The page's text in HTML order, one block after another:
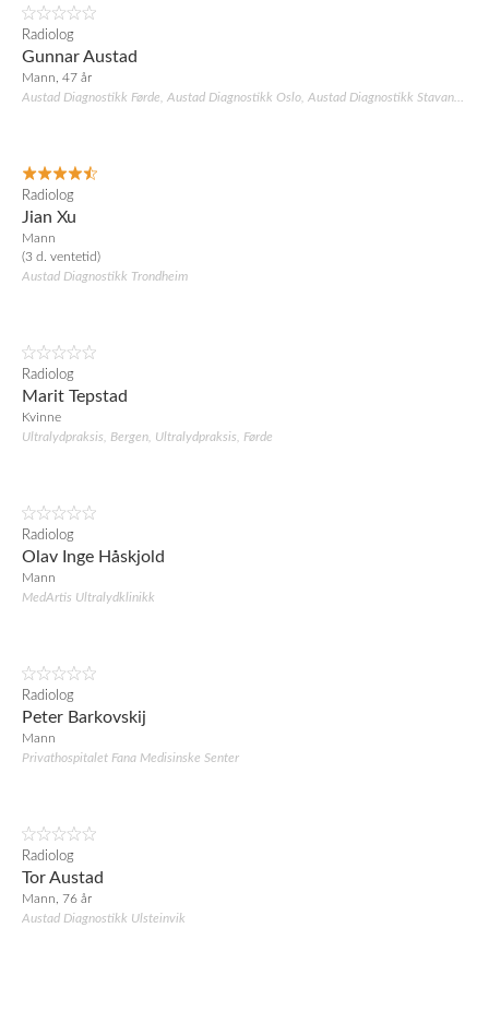
Radiolog
Gunnar Austad
Mann, 47 år
Radiolog
Jian Xu
Mann
(3 d. ventetid)
Austad Diagnostikk Trondheim
Radiolog
Marit Tepstad
Kvinne
Ultralydpraksis, Bergen, Ultralydpraksis, Førde
Radiolog
Olav Inge Håskjold
Mann
MedArtis Ultralydklinikk
Radiolog
Peter Barkovskij
Mann
Privathospitalet Fana Medisinske Senter
Radiolog
Tor Austad
Mann, 76 år
Austad Diagnostikk Ulsteinvik